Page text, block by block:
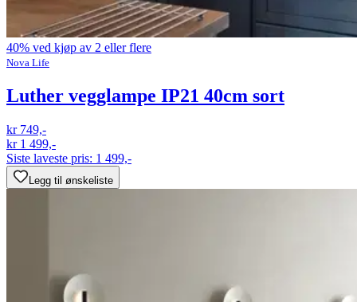
40% ved kjøp av 2 eller flere
Nova Life
Luther vegglampe IP21 40cm sort
kr 749,-
kr 1 499,-
Siste laveste pris: 1 499,-
Legg til ønskeliste